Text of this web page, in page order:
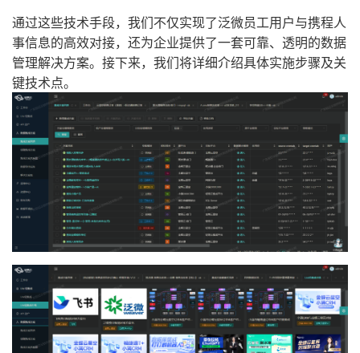
通过这些技术手段，我们不仅实现了泛微员工用户与携程人
事信息的高效对接，还为企业提供了一套可靠、透明的数据
管理解决方案。接下来，我们将详细介绍具体实施步骤及关
键技术点。